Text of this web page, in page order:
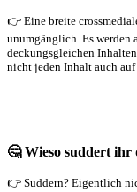
👉 Eine breite
unumgänglich. Es
deckungsgleichen
nicht jeden Inhalt auch
🤔 Wieso suddert ihr
👉 Suddern? Eigentlich